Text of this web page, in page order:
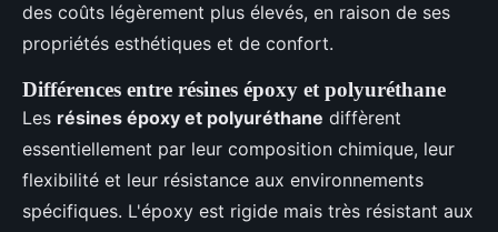
des coûts légèrement plus élevés, en raison de ses
propriétés esthétiques et de confort.
Différences entre résines époxy et polyuréthane
Les résines époxy et polyuréthane diffèrent
essentiellement par leur composition chimique, leur
flexibilité et leur résistance aux environnements
spécifiques. L'époxy est rigide mais très résistant aux